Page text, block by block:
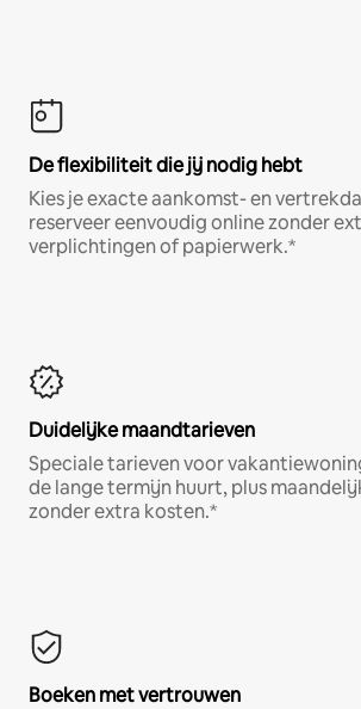
De flexibiliteit die jij nodig hebt
Kies je exacte aankomst- en
reserveer eenvoudig online zonder
verplichtingen of papierwerk.*
Duidelijke maandtarieven
Speciale tarieven voor
de lange termijn huurt, plus
zonder extra kosten.*
Boeken met vertrouwen